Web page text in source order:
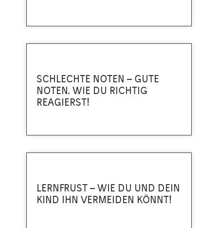
SCHLECHTE NOTEN – GUTE
NOTEN. WIE DU RICHTIG
REAGIERST!
LERNFRUST – WIE DU UND DEIN
KIND IHN VERMEIDEN KÖNNT!